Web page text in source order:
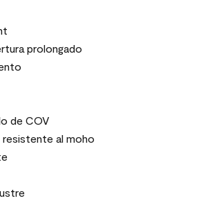
prolongado
de COV
al moho